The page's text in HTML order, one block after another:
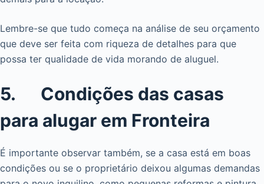
Lembre-se que tudo começa na análise de seu orçamento
que deve ser feita com riqueza de detalhes para que
possa ter qualidade de vida morando de aluguel.
5. Condições das casas
para alugar em Fronteira
É importante observar também, se a casa está em boas
condições ou se o proprietário deixou algumas demandas